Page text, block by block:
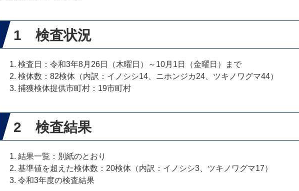
1 検査状況
検査日：令和3年8月26日（木曜日）～10月1日（金曜日）まで
検体数：82検体（内訳：イノシシ14、ニホンジカ24、ツキノワグマ44）
捕獲検体提供市町村：19市町村
2 検査結果
結果一覧：別紙のとおり
基準値を超えた検体数：20検体（内訳：イノシシ3、ツキノワグマ17）
令和3年度の検査結果